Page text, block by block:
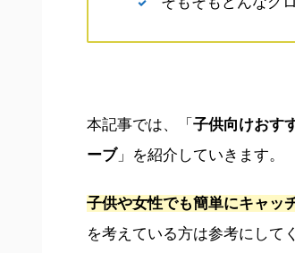
本記事では、「 子供向けおす
ーブ」を紹介していきます。
子供や女性でも簡単にキャッ
を考えている方は参考にして